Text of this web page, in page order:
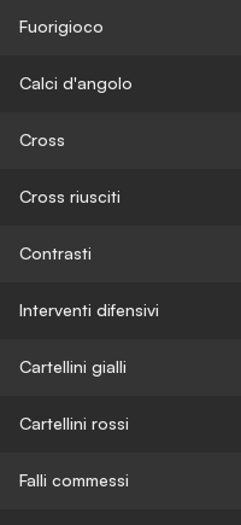
Fuorigioco
Calci d'angolo
Cross
Cross riusciti
Contrasti
Interventi difensivi
Cartellini gialli
Cartellini rossi
Falli commessi